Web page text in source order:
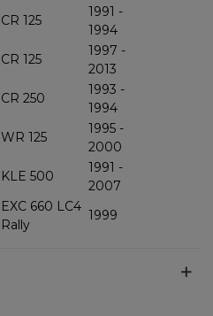
CR 125
1991 -
1994
CR 125
1997 -
2013
CR 250
1993 -
1994
WR 125
1995 -
2000
KLE 500
1991 -
2007
EXC 660 LC4
Rally
1999